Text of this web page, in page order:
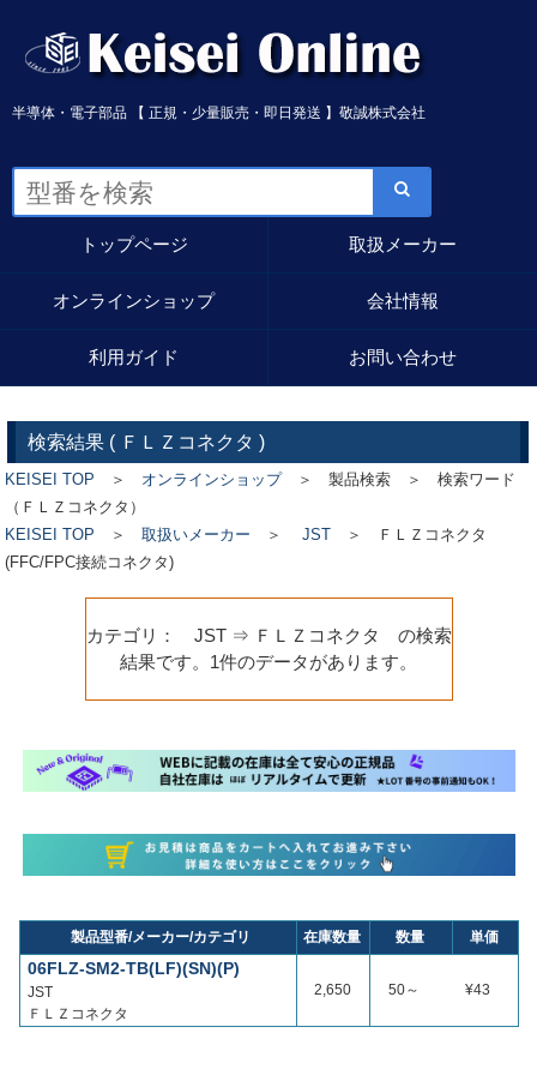
半導体・電子部品 【 正規・少量販売・即日発送 】敬誠株式会社
トップページ 取扱メーカー
オンラインショップ 会社情報
利用ガイド お問い合わせ
検索結果 ( ＦＬＺコネクタ )
KEISEI TOP ＞ オンラインショップ＞ 製品検索 ＞ 検索ワード
（ＦＬＺコネクタ）
KEISEI TOP ＞取扱いメーカー ＞JST ＞
ＦＬＺコネクタ
(FFC/FPC接続コネクタ)
カテゴリ： JST ⇒ ＦＬＺコネクタ の検索
結果です。1件のデータがあります。
製品型番/メーカー/カテゴリ 在庫数量 数量 単価
06FLZ-SM2-TB(LF)(SN)(P)
JST
ＦＬＺコネクタ
2,650 50～ ¥43